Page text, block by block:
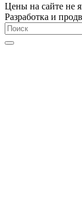
Цены на сайте не
Разработка и